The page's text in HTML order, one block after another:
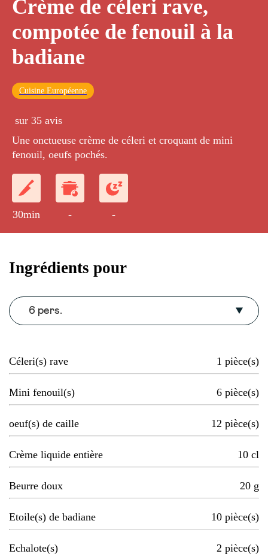
Crème de céleri rave,
compotée de fenouil à la
badiane
Cuisine Européenne
sur 35 avis
Une onctueuse crème de céleri et croquant de mini
fenouil, oeufs pochés.
30min - -
Ingrédients pour
6 pers.
Céleri(s) rave 1 pièce(s)
Mini fenouil(s) 6 pièce(s)
oeuf(s) de caille 12 pièce(s)
Crème liquide entière 10 cl
Beurre doux 20 g
Etoile(s) de badiane 10 pièce(s)
Echalote(s) 2 pièce(s)